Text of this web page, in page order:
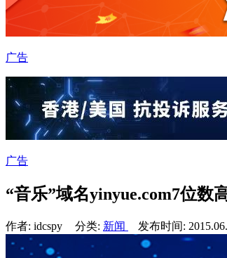
广告
广告
“音乐”域名yinyue.com7位数
作者: idcspy 分类: 新闻 发布时间: